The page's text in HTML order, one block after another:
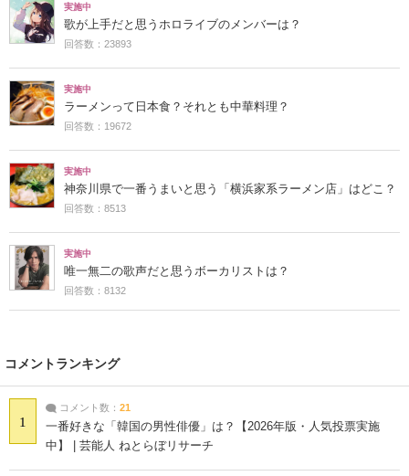
実施中
歌が上手だと思うホロライブのメンバーは？
回答数：23893
実施中
ラーメンって日本食？それとも中華料理？
回答数：19672
実施中
神奈川県で一番うまいと思う「横浜家系ラーメン店」はどこ？
回答数：8513
実施中
唯一無二の歌声だと思うボーカリストは？
回答数：8132
コメントランキング
1
コメント数： 21
一番好きな「韓国の男性俳優」は？【2026年版・人気投票実施
中】 | 芸能人 ねとらぼリサーチ